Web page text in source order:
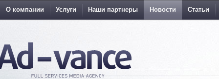
О компании Услуги Наши партнеры Новости Статьи